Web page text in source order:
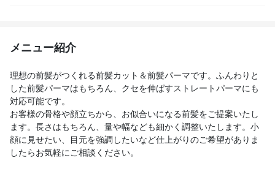
メニュー紹介
理想の前髪がつくれる前髪カット＆前髪パーマです。ふんわりと
した前髪パーマはもちろん、クセを伸ばすストレートパーマにも
対応可能です。
お客様の骨格や顔立ちから、お似合いになる前髪をご提案いたし
ます。長さはもちろん、量や幅なども細かく調整いたします。小
顔に見せたい、目元を強調したいなど仕上がりのご希望がありま
したらお気軽にご相談ください。